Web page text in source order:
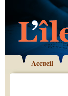
Accueil